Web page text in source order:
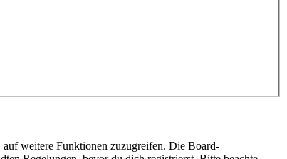
weitere Funktionen zuzugreifen. Die Board-